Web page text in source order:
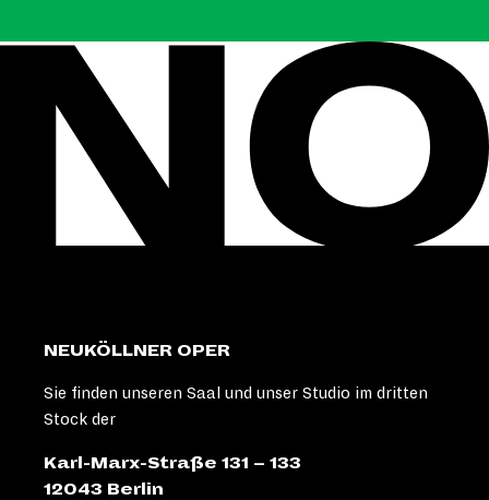
NEUKÖLLNER OPER
Sie finden unseren Saal und unser Studio im dritten
Stock der
Karl-Marx-Straße 131 – 133
12043 Berlin